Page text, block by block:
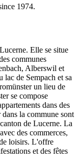
1974.
Elle se situe
communes
Alberswil et
de Sempach et sa
un lieu de
se compose
dans des
la commune sont
de Lucerne. La
des commerces,
loisirs. L'offre
et des fêtes